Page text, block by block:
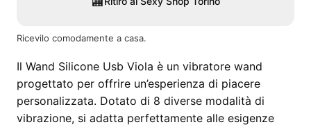
Ricevilo comodamente a casa.
Il Wand Silicone Usb Viola è un vibratore wand
progettato per offrire un’esperienza di piacere
personalizzata. Dotato di 8 diverse modalità di
vibrazione, si adatta perfettamente alle esigenze